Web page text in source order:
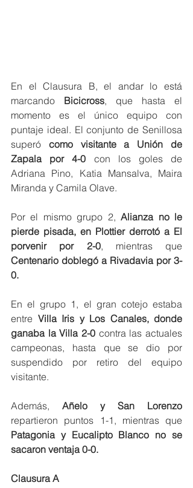
En el Clausura B, el andar lo está
marcando Bicicross, que hasta el
momento es el único equipo con
puntaje ideal. El conjunto de Senillosa
superó como visitante a Unión de
Zapala por 4-0 con los goles de
Adriana Pino, Katia Mansalva, Maira
Miranda y Camila Olave.
Por el mismo grupo 2, Alianza no le
pierde pisada, en Plottier derrotó a El
porvenir por 2-0
Centenario doblegó a Rivadavia por 3-
0.
En el grupo 1, el gran cotejo estaba
entre Villa Iris y Los Canales, donde
ganaba la Villa 2-0 contra las actuales
campeonas, hasta que se dio por
suspendido por retiro del equipo
visitante.
Además, Añelo y San Lorenzo
Patagonia y Eucalipto Blanco no se
sacaron ventaja 0-0.
Clausura A